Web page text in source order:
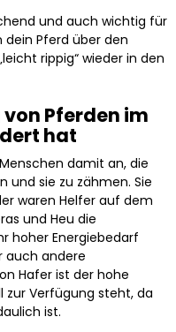
und auch wichtig für
Pferd über den
rippig“ wieder in den
Pferden im
hat
damit an, die
und sie zu zähmen. Sie
waren Helfer auf dem
und Heu die
hoher Energiebedarf
auch andere
Hafer ist der hohe
zur Verfügung steht, da
ist.